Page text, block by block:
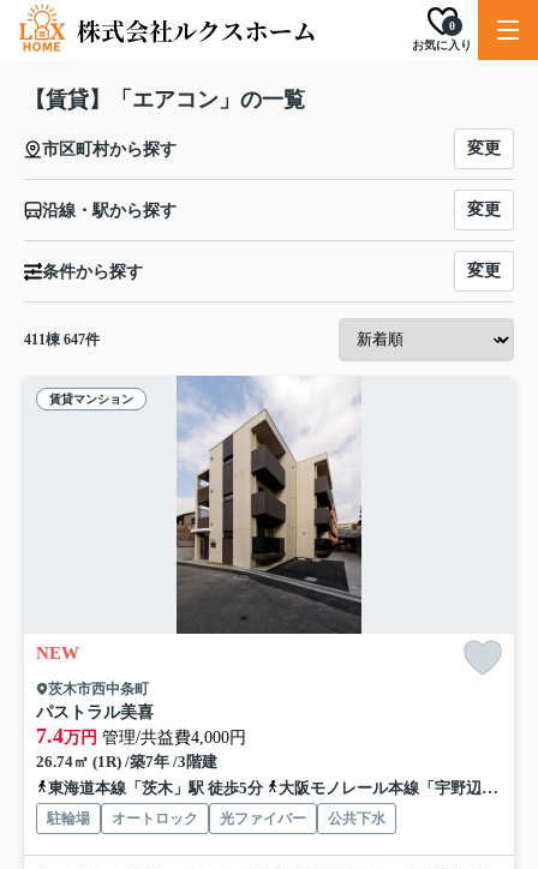
お気に入り
0
【賃貸】「エアコン」の一覧
市区町村から探す 変更
沿線・駅から探す 変更
条件から探す 変更
411棟 647件
賃貸マンション
NEW
茨木市西中条町
パストラル美喜
7.4万円 管理/共益費4,000円
26.74㎡ (1R) /築7年 /3階建
東海道本線「茨木」駅 徒歩5分
大阪モノレール本線「宇野辺」駅 徒歩17分
駐輪場 オートロック 光ファイバー 公共下水